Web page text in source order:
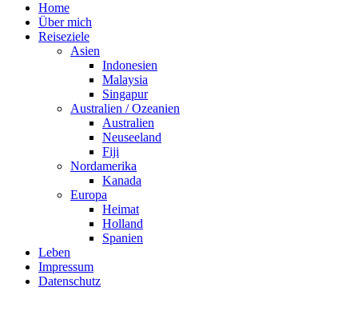
Home
Über mich
Reiseziele
Asien
Indonesien
Malaysia
Singapur
Australien / Ozeanien
Australien
Neuseeland
Fiji
Nordamerika
Kanada
Europa
Heimat
Holland
Spanien
Leben
Impressum
Datenschutz